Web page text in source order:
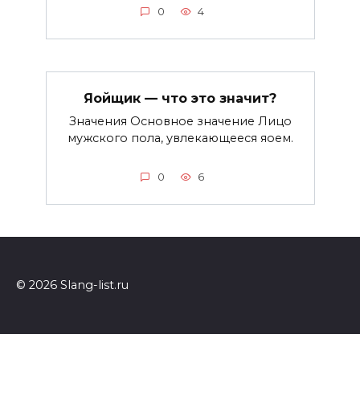
0 4
Яойщик — что это значит?
Значения Основное значение Лицо
мужского пола, увлекающееся яоем.
0 6
© 2026 Slang-list.ru